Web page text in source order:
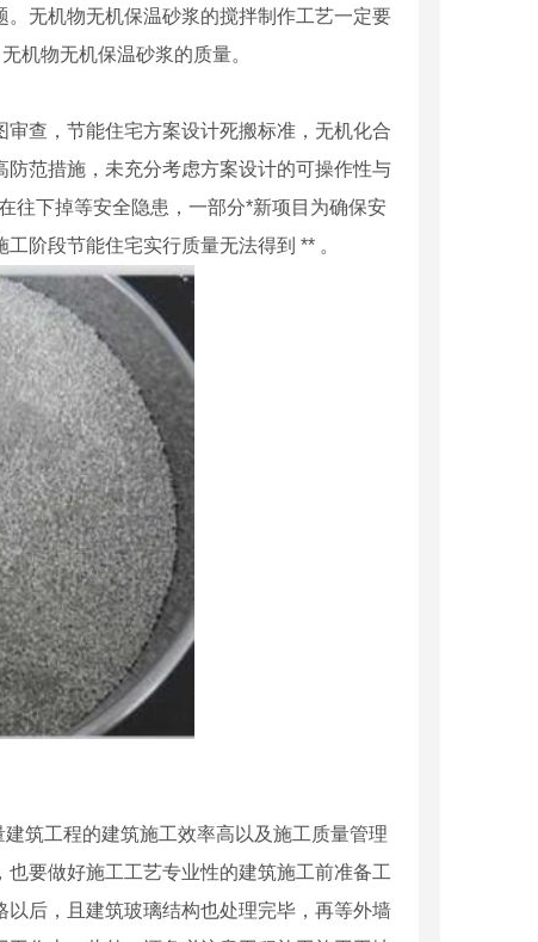
无机物无机保温砂浆的搅拌制作工艺一定要
机物无机保温砂浆的质量。
查，节能住宅方案设计死搬标准，无机化合
范措施，未充分考虑方案设计的可操作性与
往下掉等安全隐患，一部分*新项目为确保安
阶段节能住宅实行质量无法得到 ** 。
筑工程的建筑施工效率高以及施工质量管理
要做好施工工艺专业性的建筑施工前准备工
后，且建筑玻璃结构也处理完毕，再等外墙